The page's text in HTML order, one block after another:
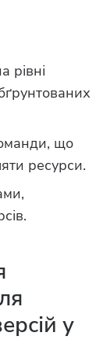
рівні
що
ресурси.
у